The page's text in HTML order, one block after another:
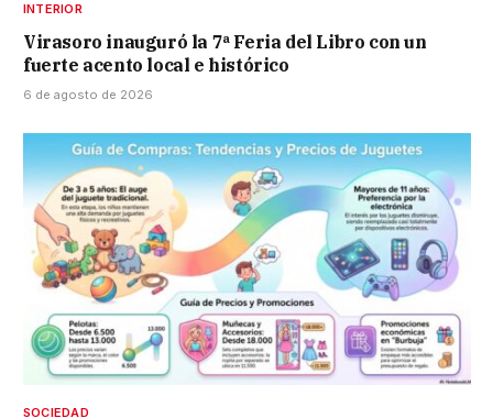
INTERIOR
Virasoro inauguró la 7ª Feria del Libro con un
fuerte acento local e histórico
6 de agosto de 2026
SOCIEDAD